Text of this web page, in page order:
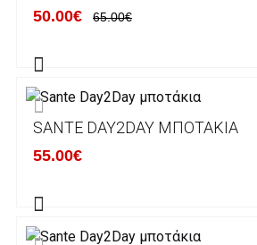
ΕΛΛΑΔΑ
μεταφορικών 2€ για αγορές
Τα προϊόντα που παραγγέλνει ο
του ηλεκτρονικού
50.00€ 65.00€
SANTE DAY2DAY ΜΠΟΤΆΚΙΑ
55.00€